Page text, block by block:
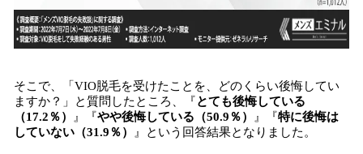
そこで、「VIO脱毛を受けたことを、どのくらい後悔してい
ますか？」と質問したところ、『とても後悔している
（17.2％）
』『やや後悔している（50.9％） 』『特に後悔は
していない（31.9％）
』という回答結果となりました。